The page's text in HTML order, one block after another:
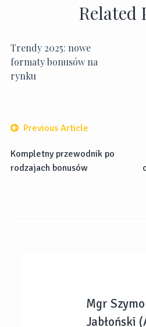
Related
Trendy 2025: nowe
formaty bonusów na
rynku
Previous Article
Kompletny przewodnik po
rodzajach bonusów
Mgr
Jabłoński